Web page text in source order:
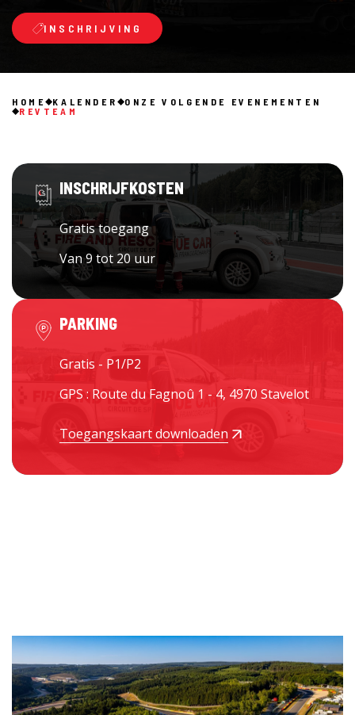
INSCHRIJVING
HOME KALENDER
ONZE VOLGENDE EVENEMENTEN
REVTEAM
INSCHRIJFKOSTEN
Gratis toegang
Van 9 tot 20 uur
PARKING
Gratis - P1/P2
GPS : Route du Fagnoû 1 - 4, 4970 Stavelot
Toegangskaart downloaden